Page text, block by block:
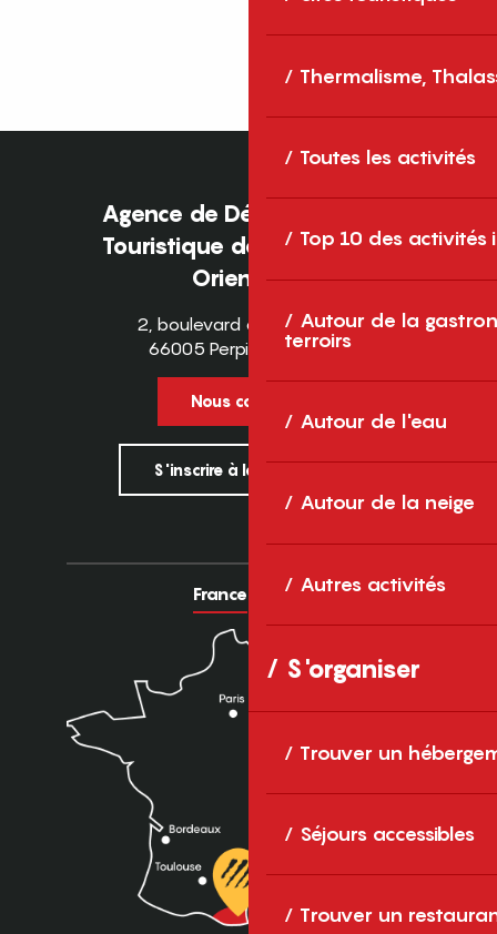
Thermalisme,
Toutes les activités
Top 10 des activités
Autour de la
terroirs
Autour de l'eau
Autour de la neige
Autres activités
S'organiser
Trouver un
Séjours accessibles
Trouver un
idéale pour partager des moments en
famille tout au long...
Agence de Développement
Touristique des Pyrénées-
Orientales
2, boulevard des Pyrénées
66005 Perpignan Cedex
Nous contacter
S'inscrire à la newsletter
France Europe